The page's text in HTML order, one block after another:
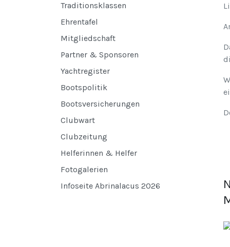
Traditionsklassen
Ehrentafel
Mitgliedschaft
Partner & Sponsoren
Yachtregister
Bootspolitik
Bootsversicherungen
Clubwart
Clubzeitung
Helferinnen & Helfer
Fotogalerien
Infoseite Abrinalacus 2026